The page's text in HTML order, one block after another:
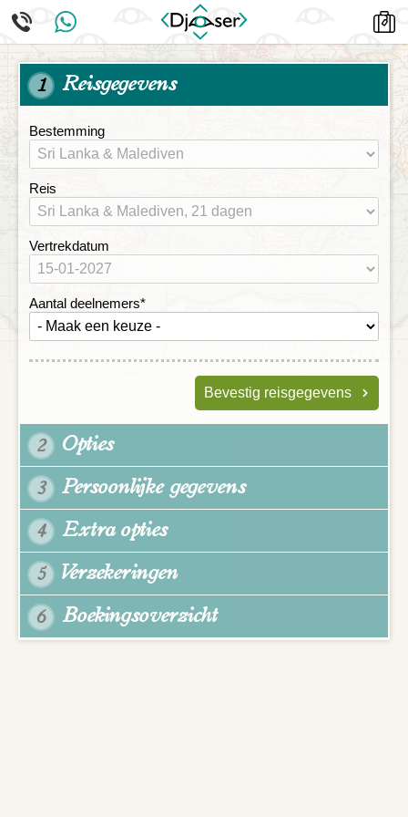
1 Reisgegevens
Bestemming
Reis
Vertrekdatum
Aantal deelnemers*
Bevestig reisgegevens
2 Opties
3 Persoonlijke gegevens
4 Extra opties
5 Verzekeringen
6 Boekingsoverzicht